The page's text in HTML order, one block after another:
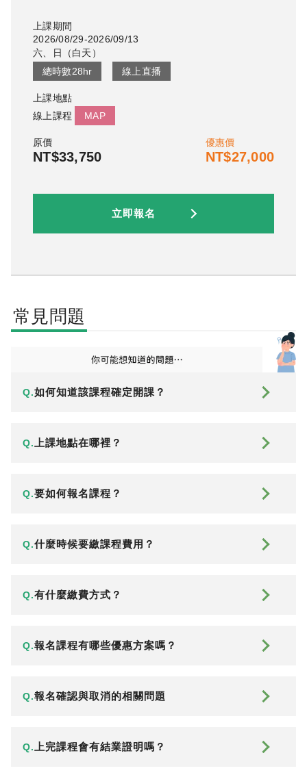
上課期間
2026/08/29-2026/09/13
六、日
（白天 ）
總時數28hr 線上直播
上課地點
線上課程
MAP
原價
NT$33,750
優惠價
NT$27,000
立即報名
常見問題
Q.如何知道該課程確定開課？
Q. 上課地點在哪裡？
Q.要如何報名課程？
Q.什麼時候要繳課程費用？
Q.有什麼繳費方式？
Q.報名課程有哪些優惠方案嗎？
Q.報名確認與取消的相關問題
Q. 上完課程會有結業證明嗎？